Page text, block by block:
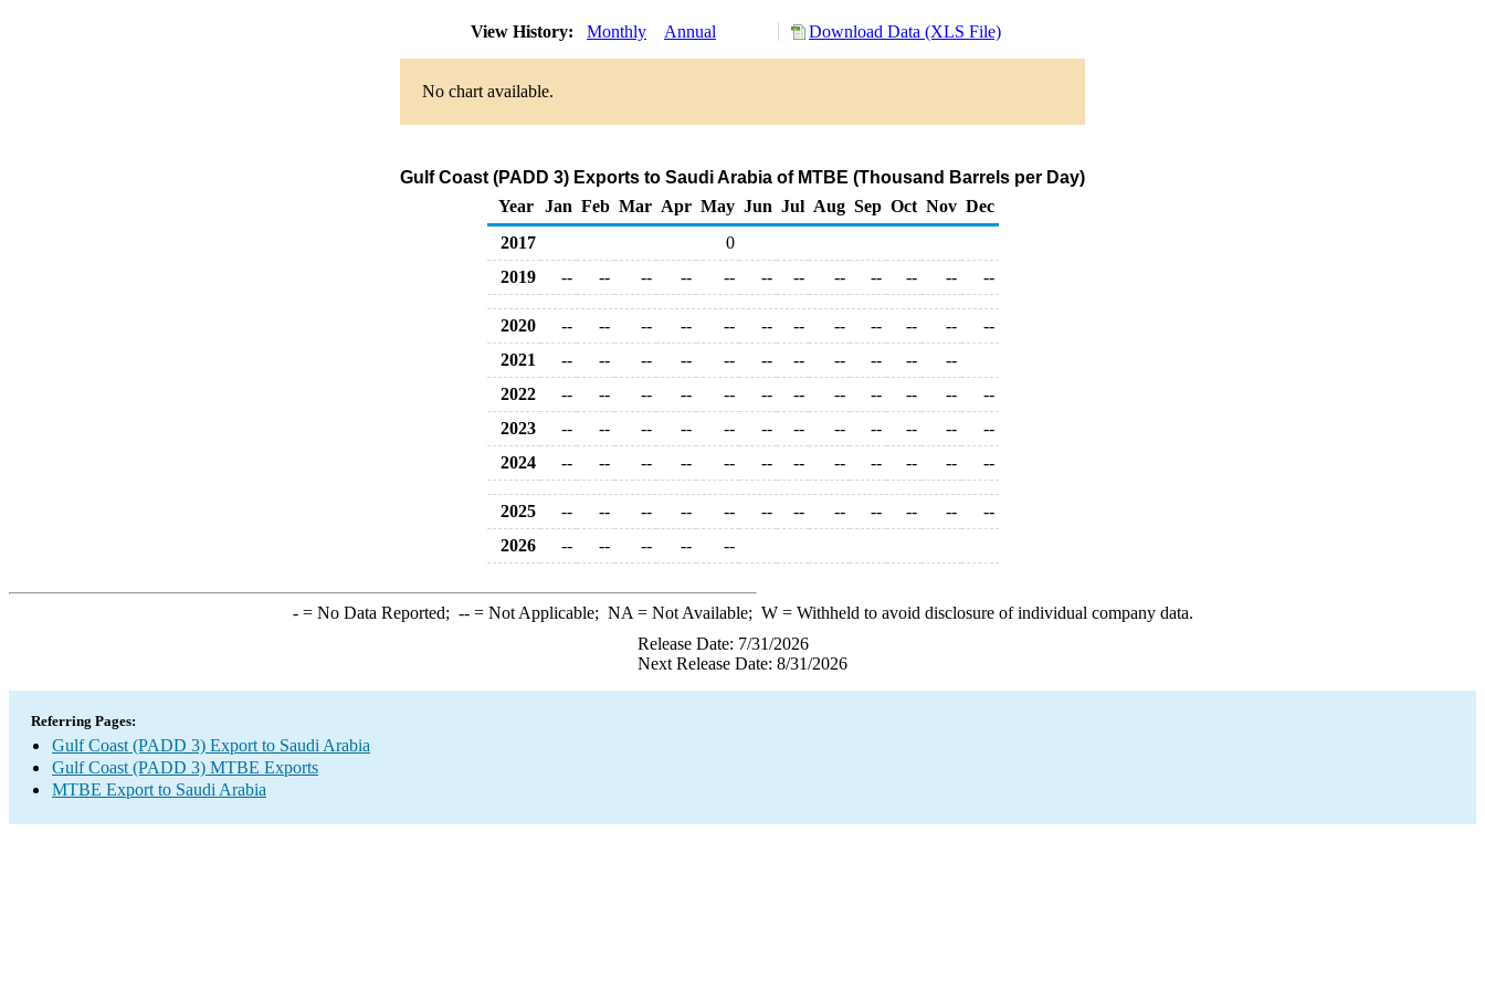
View History: Monthly Annual Download Data (XLS File)
No chart available.
Gulf Coast (PADD 3) Exports to Saudi Arabia of MTBE (Thousand Barrels per Day)
Year
Jan Feb Mar Apr May Jun Jul Aug Sep Oct Nov Dec
2017
0
2019
-- -- -- -- -- -- -- -- -- -- -- --
2020 -- -- -- -- -- -- -- -- -- -- --
--
2021
-- -- -- -- -- -- -- -- -- --
--
2022
-- -- -- -- -- -- -- -- -- -- --
--
2023
-- -- -- -- -- -- -- -- -- -- --
--
2024
-- -- -- -- -- -- -- -- -- -- -- --
2025 -- -- -- -- -- -- -- -- -- -- --
--
2026
-- -- -- -- --
-= No Data Reported; --= Not Applicable; NA = Not Available; W= Withheld to avoid disclosure of individual company data.
Release Date: 7/31/2026
Next Release Date: 8/31/2026
Referring Pages:
Gulf Coast (PADD 3) Export to Saudi Arabia
Gulf Coast (PADD 3) MTBE Exports
MTBE Export to Saudi Arabia